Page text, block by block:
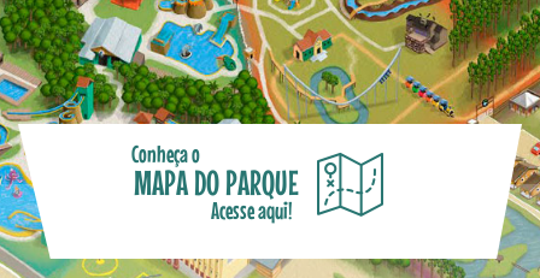
Conheça o
MAPA DO PARQUE
Acesse aqui!